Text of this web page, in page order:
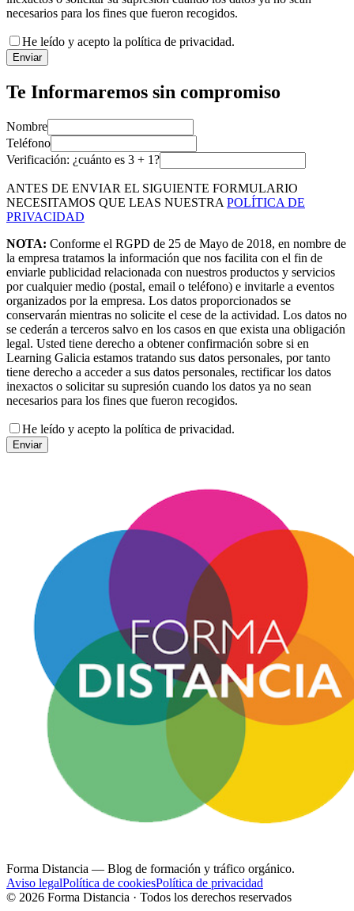
necesarios para los fines que fueron recogidos.
He leído y acepto la política de privacidad.
Enviar
Te Informaremos sin compromiso
Nombre
Teléfono
Verificación: ¿cuánto es 3 + 1?
ANTES DE ENVIAR EL SIGUIENTE FORMULARIO
NECESITAMOS QUE LEAS NUESTRA POLÍTICA DE
PRIVACIDAD
NOTA: Conforme el RGPD de 25 de Mayo de 2018, en nombre de
la empresa tratamos la información que nos facilita con el fin de
enviarle publicidad relacionada con nuestros productos y servicios
por cualquier medio (postal, email o teléfono) e invitarle a eventos
organizados por la empresa. Los datos proporcionados se
conservarán mientras no solicite el cese de la actividad. Los datos no
se cederán a terceros salvo en los casos en que exista una obligación
legal. Usted tiene derecho a obtener confirmación sobre si en
Learning Galicia estamos tratando sus datos personales, por tanto
tiene derecho a acceder a sus datos personales, rectificar los datos
inexactos o solicitar su supresión cuando los datos ya no sean
necesarios para los fines que fueron recogidos.
He leído y acepto la política de privacidad.
Enviar
Forma Distancia — Blog de formación y tráfico orgánico.
Aviso legalPolítica de cookiesPolítica de privacidad
© 2026 Forma Distancia · Todos los derechos reservados